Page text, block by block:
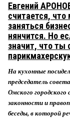
Евгений
считается,
заняться
нянчится. Но
значит, что ты
На кухонные
председатель
Омского
законности и
беседы, в которой